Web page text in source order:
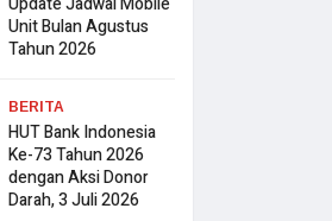
Unit Bulan Agustus
Tahun 2026
BERITA
HUT Bank Indonesia
Ke-73 Tahun 2026
dengan Aksi Donor
Darah, 3 Juli 2026